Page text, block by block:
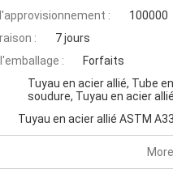
:
100000
:
7 jours
:
Forfaits
Tuyau en acier allié, Tube
soudure, Tuyau en acier
Tuyau en acier allié ASTM
More